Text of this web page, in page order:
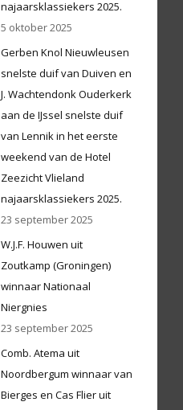
najaarsklassiekers 2025.
5 oktober 2025
Gerben Knol Nieuwleusen
snelste duif van Duiven en
J. Wachtendonk Ouderkerk
aan de IJssel snelste duif
van Lennik in het eerste
weekend van de Hotel
Zeezicht Vlieland
najaarsklassiekers 2025.
23 september 2025
W.J.F. Houwen uit
Zoutkamp (Groningen)
winnaar Nationaal
Niergnies
23 september 2025
Comb. Atema uit
Noordbergum winnaar van
Bierges en Cas Flier uit